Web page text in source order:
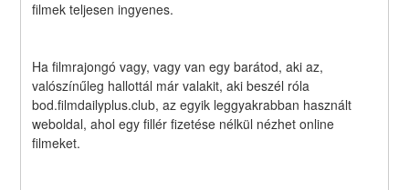
filmek teljesen ingyenes.
Ha filmrajongó vagy, vagy van egy barátod, aki az,
valószínűleg hallottál már valakit, aki beszél róla
bod.filmdailyplus.club, az egyik leggyakrabban használt
weboldal, ahol egy fillér fizetése nélkül nézhet online
filmeket.